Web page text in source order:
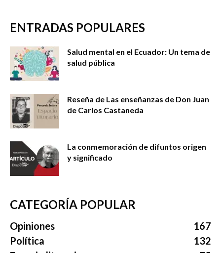
ENTRADAS POPULARES
Salud mental en el Ecuador: Un tema de
salud pública
Reseña de Las enseñanzas de Don Juan
de Carlos Castaneda
La conmemoración de difuntos origen
y significado
CATEGORÍA POPULAR
Opiniones
167
Política
132